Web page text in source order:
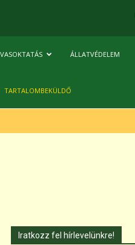
ÁLLATVÉDELEM
TARTALOMBEKÜLDŐ
Iratkozz fel hírlevelünkre!